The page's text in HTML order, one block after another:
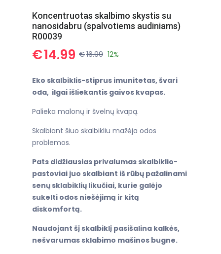
Koncentruotas skalbimo skystis su
nanosidabru (spalvotiems audiniams)
R00039
€14.99 €16.99 12%
Eko skalbiklis-stiprus imunitetas, švari
oda, ilgai išliekantis gaivos kvapas.
Palieka malonų ir švelnų kvapą.
Skalbiant šiuo skalbikliu mažėja odos
problemos.
Pats didžiausias privalumas skalbiklio-
pastoviai juo skalbiant iš rūbų pažalinami
senų sklabiklių likučiai, kurie galėjo
sukelti odos niešėjimą ir kitą
diskomfortą.
Naudojant šį skalbiklį pasišalina kalkės,
nešvarumas sklabimo mašinos bugne.